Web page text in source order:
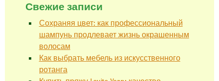
Свежие записи
Сохраняя цвет: как профессиональный
шампунь продлевает жизнь окрашенным
волосам
Как выбрать мебель из искусственного
ротанга